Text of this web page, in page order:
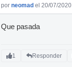
por neomad el 20/07/2020
Que pasada
1 Responder